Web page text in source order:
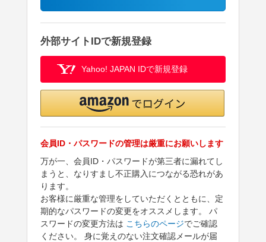
外部サイトIDで新規登録
Yahoo! JAPAN IDで新規登録
会員ID・パスワードの管理は厳重にお願いします
万が一、会員ID・パスワードが第三者に漏れてし
まうと、なりすまし不正購入につながる恐れがあ
ります。
お客様に厳重な管理をしていただくとともに、定
期的なパスワードの変更をオススメします。 パ
スワードの変更方法は こちらのページでご確認
ください。 身に覚えのない注文確認メールが届